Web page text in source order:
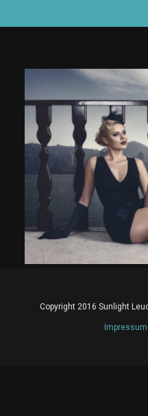
Copyright 2016 Sunlight
Impressum